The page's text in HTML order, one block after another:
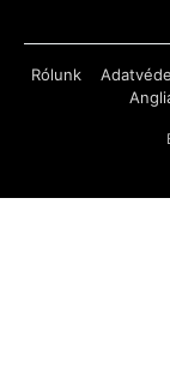
Rólunk